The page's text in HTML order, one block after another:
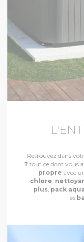
Retrouvez dans
? tout ce dont vous
propre avec
chlore
plus, pack
les